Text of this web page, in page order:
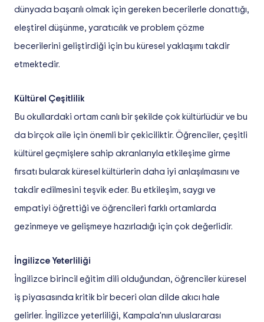
dünyada başarılı olmak için gereken becerilerle donattığı,
eleştirel düşünme, yaratıcılık ve problem çözme
becerilerini geliştirdiği için bu küresel yaklaşımı takdir
etmektedir.
Kültürel Çeşitlilik
Bu okullardaki ortam canlı bir şekilde çok kültürlüdür ve bu
da birçok aile için önemli bir çekiciliktir. Öğrenciler, çeşitli
kültürel geçmişlere sahip akranlarıyla etkileşime girme
fırsatı bularak küresel kültürlerin daha iyi anlaşılmasını ve
takdir edilmesini teşvik eder. Bu etkileşim, saygı ve
empatiyi öğrettiği ve öğrencileri farklı ortamlarda
gezinmeye ve gelişmeye hazırladığı için çok değerlidir.
İngilizce Yeterliliği
İngilizce birincil eğitim dili olduğundan, öğrenciler küresel
iş piyasasında kritik bir beceri olan dilde akıcı hale
gelirler. İngilizce yeterliliği, Kampala'nın uluslararası